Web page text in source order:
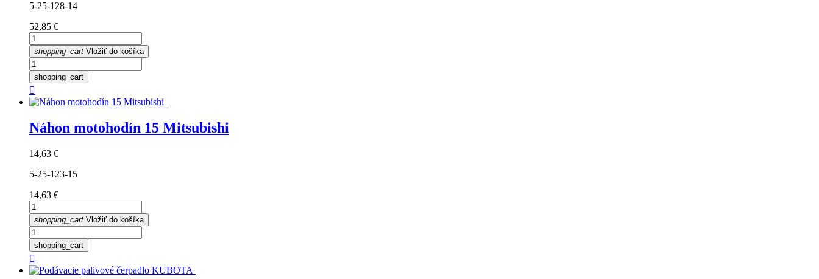
5-25-128-14
Cena
52,85 €
shopping_cart Vložiť do košíka
shopping_cart

Náhon motohodín 15 Mitsubishi
Cena
14,63 €
5-25-123-15
Cena
14,63 €
shopping_cart Vložiť do košíka
shopping_cart
